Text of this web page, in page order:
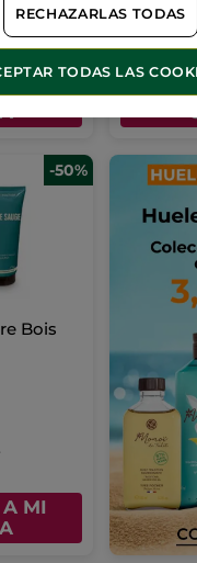
A MI
49,90€
-50%
Bois
MI
RECHAZARLAS TODAS
TODAS LAS